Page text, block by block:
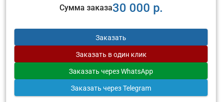
Сумма заказа30 000 р.
Заказать
Заказать в один клик
Заказать через WhatsApp
Заказать через Telegram